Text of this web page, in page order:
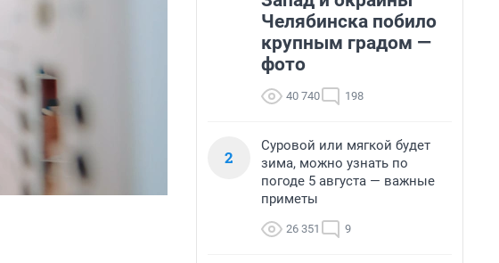
Челябинска побило
крупным градом —
фото
40 740 198
2
Суровой или мягкой будет
зима, можно узнать по
погоде 5 августа — важные
приметы
26 351 9